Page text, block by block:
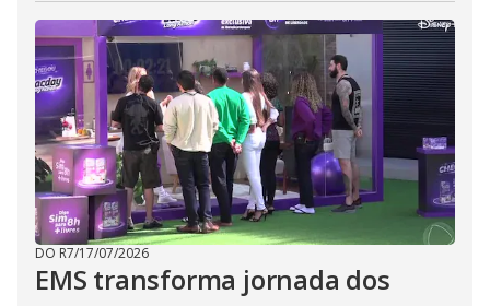
DO R7/17/07/2026
EMS transforma jornada dos